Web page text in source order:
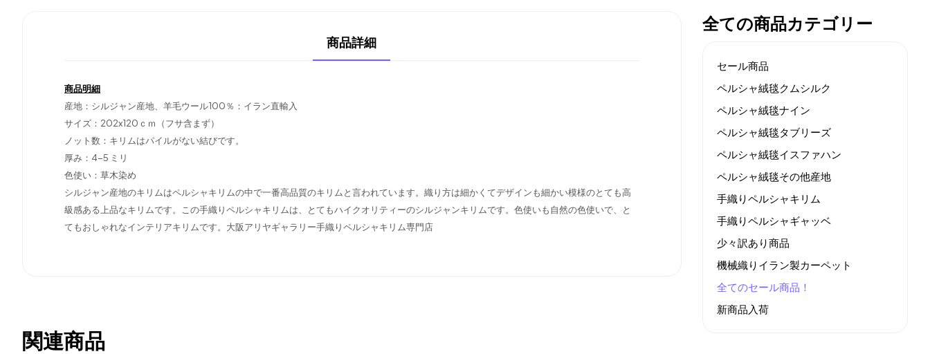
商品詳細
商品明細
産地：シルジャン産地、羊毛ウール100％：イラン直輸入
サイズ：202x120ｃｍ（フサ含まず）
ノット数：キリムはパイルがない結びです。
厚み：4-5 ミリ
色使い：草木染め
シルジャン産地のキリムはペルシャキリムの中で一番高品質のキリムと言われています。織り方は細かくてデザインも細かい模様のとても高
級感ある上品なキリムです。この手織りペルシャキリムは、とてもハイクオリティーのシルジャンキリムです。色使いも自然の色使いで、と
てもおしゃれなインテリアキリムです。大阪アリヤギャラリー手織りペルシャキリム専門店
関連商品
全ての商品カテゴリー
セール商品
ペルシャ絨毯クムシルク
ペルシャ絨毯ナイン
ペルシャ絨毯タブリーズ
ペルシャ絨毯イスファハン
ペルシャ絨毯その他産地
手織りペルシャキリム
手織りペルシャギャッベ
少々訳あり商品
機械織りイラン製カーペット
全てのセール商品！
新商品入荷